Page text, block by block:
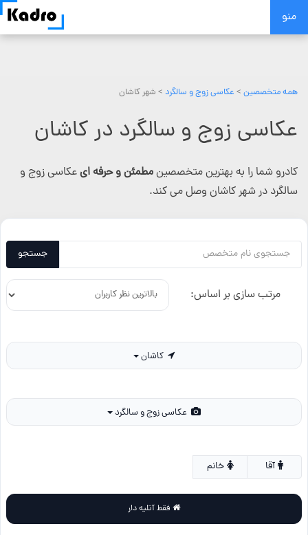
Skip
منو
همه متخصصین > عکاسی زوج و سالگرد > شهر کاشان
عکاسی زوج و سالگرد در کاشان
کادرو شما را به بهترین متخصصینمطمئن و حرفه ایعکاسی زوج و
سالگرد در شهر کاشان وصل می کند.
جستجو
مرتب سازی بر اساس:
خانم